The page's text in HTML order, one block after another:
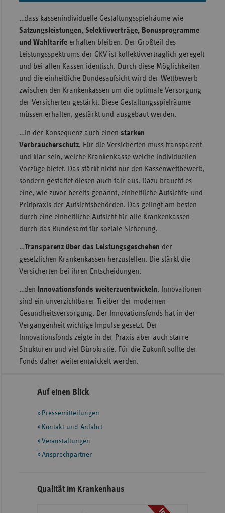
…dass kassenindividuelle Gestaltungsspielräume wie
Satzungsleistungen, Selektivverträge, Bonusprogramme
und Wahltarifeerhalten bleiben. Der Großteil des
Leistungsspektrums der GKV ist kollektivvertraglich geregelt
und bei allen Kassen identisch. Durch diese Möglichkeiten
und die einheitliche Bundesaufsicht wird der Wettbewerb
zwischen den Krankenkassen um die optimale Versorgung
der Versicherten gestärkt. Diese Gestaltungsspielräume
müssen erhalten, gestärkt und ausgebaut werden.
…in der Konsequenz auch einen starken
Verbraucherschutz. Für die Versicherten muss transparent
und klar sein, welche Krankenkasse welche individuellen
Vorzüge bietet. Das stärkt nicht nur den Kassenwettbewerb,
sondern gestaltet diesen auch fair aus. Dazu braucht es
eine, wie zuvor bereits genannt, einheitliche Aufsichts- und
Prüfpraxis der Aufsichtsbehörden. Das gelingt am besten
durch eine einheitliche Aufsicht für alle Krankenkassen
durch das Bundesamt für soziale Sicherung.
…Transparenz über das Leistungsgeschehen der
gesetzlichen Krankenkassen herzustellen. Die stärkt die
Versicherten bei ihren Entscheidungen.
…den Innovationsfonds weiterzuentwickeln. Innovationen
sind ein unverzichtbarer Treiber der modernen
Gesundheitsversorgung. Der Innovationsfonds hat in der
Vergangenheit wichtige Impulse gesetzt. Der
Innovationsfonds zeigte in der Praxis aber auch starre
Strukturen und viel Bürokratie. Für die Zukunft sollte der
Fonds daher weiterentwickelt werden.
Seitennavigation
Seitenleiste
weiteren
Informationen
Auf einen Blick
Pressemitteilungen
Kontakt und Anfahrt
Veranstaltungen
Ansprechpartner
Qualität im Krankenhaus